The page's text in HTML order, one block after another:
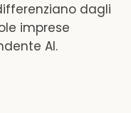
dagli
imprese
AI.